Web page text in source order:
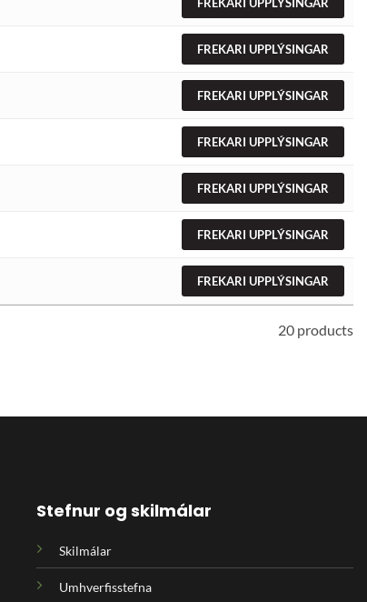
FREKARI UPPLÝSINGAR
FREKARI UPPLÝSINGAR
FREKARI UPPLÝSINGAR
FREKARI UPPLÝSINGAR
FREKARI UPPLÝSINGAR
FREKARI UPPLÝSINGAR
20 products
Stefnur og skilmálar
Skilmálar
Umhverfisstefna